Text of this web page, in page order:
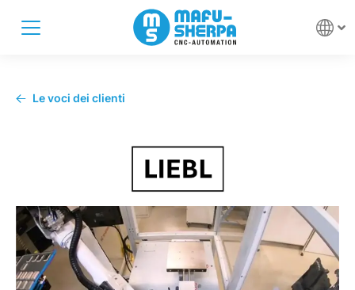
Le voci dei clienti